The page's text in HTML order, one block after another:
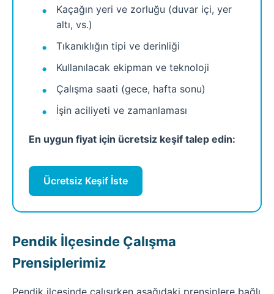
Kaçağın yeri ve zorluğu (duvar içi, yer
altı, vs.)
Tıkanıklığın tipi ve derinliği
Kullanılacak ekipman ve teknoloji
Çalışma saati (gece, hafta sonu)
İşin aciliyeti ve zamanlaması
En uygun fiyat için ücretsiz keşif talep edin:
Ücretsiz Keşif İste
Pendik İlçesinde Çalışma
Prensiplerimiz
Pendik ilçesinde çalışırken aşağıdaki prensiplere bağlı